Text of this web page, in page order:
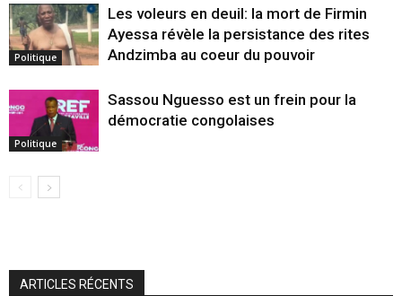
Politique
Les voleurs en deuil: la mort de Firmin
Ayessa révèle la persistance des rites
Andzimba au coeur du pouvoir
Politique
Sassou Nguesso est un frein pour la
démocratie congolaises
ARTICLES RÉCENTS